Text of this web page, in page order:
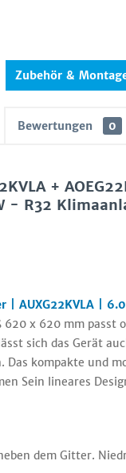
Zubehör &
Bewertungen 0
+
- R32
| AUXG22KVLA |
620 x 620 mm passt
sich das Gerät
Das kompakte und
Sein lineares
dem Gitter.